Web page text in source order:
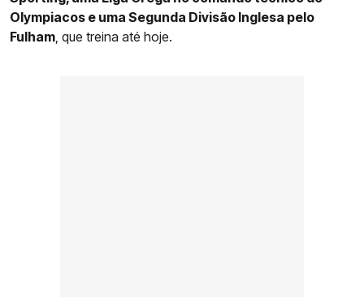
Olympiacos e uma Segunda Divisão Inglesa pelo
Fulham, que treina até hoje.